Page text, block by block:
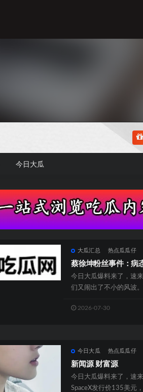
今日大瓜
大瓜汇总 热点瓜瓜仔
蔡徐坤粉丝事件：病
今日大瓜爆料来了，速
们又闹出了不小的风波
2026-07-30
今日大瓜 热点瓜瓜仔
新闻源 财富源
今日大瓜爆料来了，
SpaceX发行价135美元